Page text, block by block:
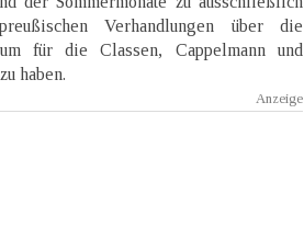
Verhandlungen über die
für die Classen, Cappelmann und
haben.